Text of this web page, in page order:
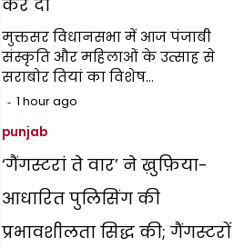
कर दी
मुक्तसर विधानसभा में आज पंजाबी
संस्कृति और महिलाओं के उत्साह से
सराबोर तियां का विशेष…
1 hour ago
punjab
‘गैंगस्टरां ते वार’ ने ख़ुफ़िया-
आधारित पुलिसिंग की
प्रभावशीलता सिद्ध की; गैंगस्टरों